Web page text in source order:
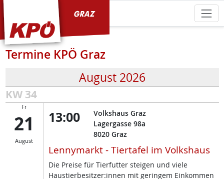
Termine KPÖ Graz
August 2026
KW 34
Fr
21
August
13:00
Volkshaus Graz
Lagergasse 98a
8020 Graz
Lennymarkt - Tiertafel im Volkshaus
Die Preise für Tierfutter steigen und viele
Haustierbesitzer:innen mit geringem Einkommen